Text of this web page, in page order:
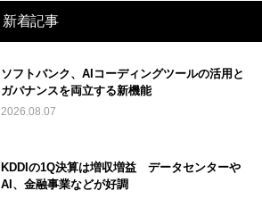
新着記事
ソフトバンク、AIコーディングツールの活用と
ガバナンスを両立する新機能
2026.08.07
KDDIの1Q決算は増収増益 データセンターや
AI、金融事業などが好調